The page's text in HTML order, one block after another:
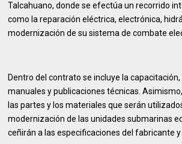
Talcahuano, donde se efectúa un recorrido
como la reparación eléctrica, electrónica,
modernización de su sistema de combate
Dentro del contrato se incluye la
manuales y publicaciones técnicas.
las partes y los materiales que serán
modernización de las unidades submarinas
ceñirán a las especificaciones del fabricante y